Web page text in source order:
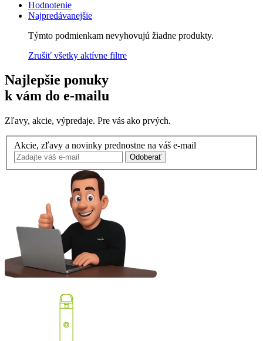
Hodnotenie
Najpredávanejšie
Týmto podmienkam nevyhovujú žiadne produkty.
Zrušiť všetky aktívne filtre
Najlepšie ponuky
k vám do e-mailu
Zľavy, akcie, výpredaje. Pre vás ako prvých.
Akcie, zľavy a novinky prednostne na váš e-mail
Odoberať